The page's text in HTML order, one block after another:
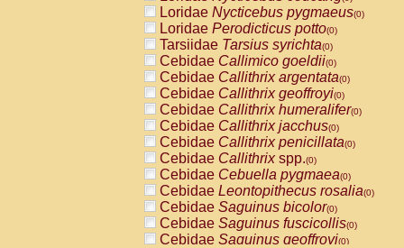
Loridae Nycticebus pygmaeus(0)
Loridae Perodicticus potto(0)
Tarsiidae Tarsius syrichta(0)
Cebidae Callimico goeldii(0)
Cebidae Callithrix argentata(0)
Cebidae Callithrix geoffroyi(0)
Cebidae Callithrix humeralifer(0)
Cebidae Callithrix jacchus(0)
Cebidae Callithrix penicillata(0)
Cebidae Callithrixspp.(0)
Cebidae Cebuella pygmaea(0)
Cebidae Leontopithecus rosalia(0)
Cebidae Saguinus bicolor(0)
Cebidae Saguinus fuscicollis(0)
Cebidae Saguinus geoffroyi(0)